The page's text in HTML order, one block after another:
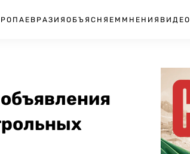
ЕВРАЗИЯ ОБЪЯСНЯЕМ МНЕНИЯ ВИДЕО